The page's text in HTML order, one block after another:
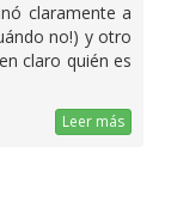
claramente a
no!) y otro
claro quién es
Leer más